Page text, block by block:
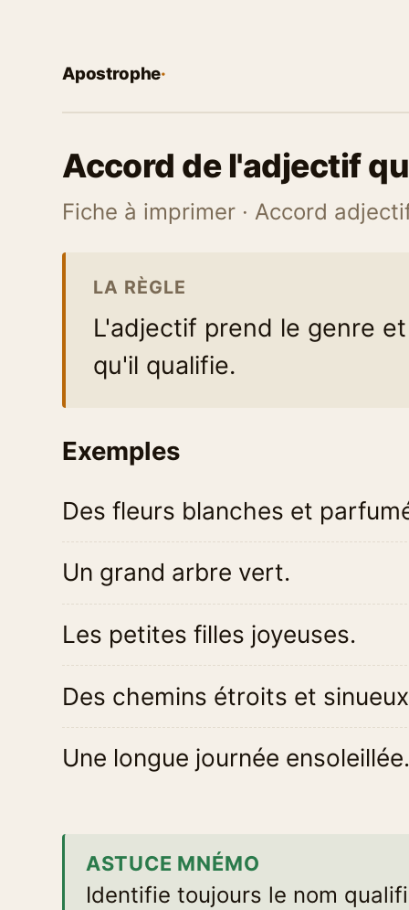
Apostrophe·
Accord de l'adjectif
Fiche à imprimer · Accord
LA RÈGLE
L'adjectif prend le genre
qu'il qualifie.
Exemples
Des fleurs blanches et
Un grand arbre vert.
Les petites filles joyeuses.
Des chemins étroits et
Une longue journée
ASTUCE MNÉMO
Identifie toujours le nom